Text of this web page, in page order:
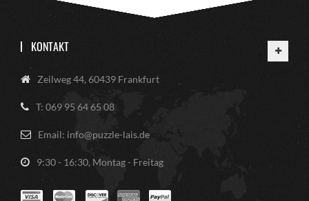
KONTAKT
Zeilweg 44, 60439 Frankfurt
T: 069 95 64 65 08
Email: info@puzzle-lais.de
9:30 - 16:30, Montag - Freitag